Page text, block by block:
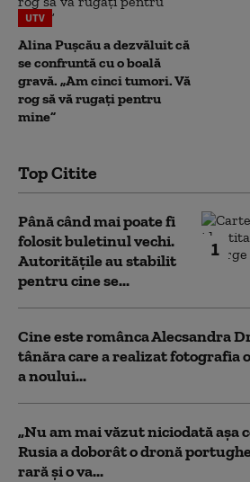
UTV
Alina Pușcău a dezvăluit că
se confruntă cu o boală
gravă. „Am cinci tumori. Vă
rog să vă rugați pentru
mine”
Top Citite
1
Până când mai poate fi
folosit buletinul vechi.
Autoritățile au stabilit
pentru cine se...
Cine este românca Alecsandra
tânăra care a realizat fotografia
a noului...
„Nu am mai văzut niciodată așa
Rusia a doborât o dronă
rară și o va...